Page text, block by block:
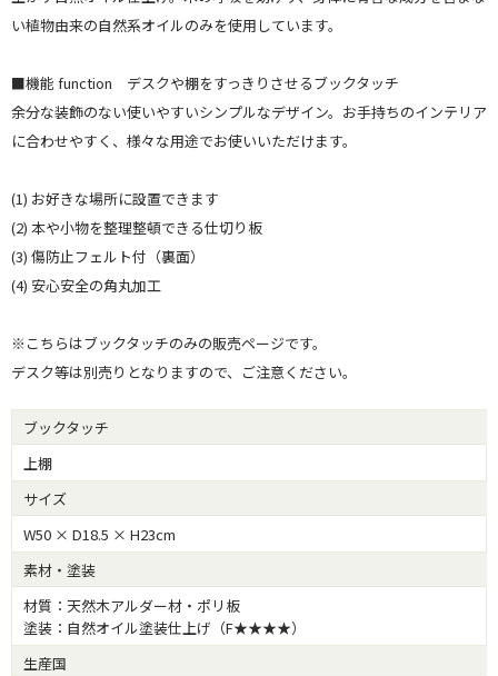
い植物由来の自然系オイルのみを使用しています。
■機能 function デスクや棚をすっきりさせるブックタッチ
余分な装飾のない使いやすいシンプルなデザイン。お手持ちのインテリア
に合わせやすく、様々な用途でお使いいただけます。
(1) お好きな場所に設置できます
(2) 本や小物を整理整頓できる仕切り板
(3) 傷防止フェルト付（裏面）
(4) 安心安全の角丸加工
※こちらはブックタッチのみの販売ページです。
デスク等は別売りとなりますので、ご注意ください。
ブックタッチ
上棚
サイズ
W50 × D18.5 × H23cm
素材・塗装
材質：天然木アルダー材・ポリ板
塗装：自然オイル塗装仕上げ（F★★★★）
生産国